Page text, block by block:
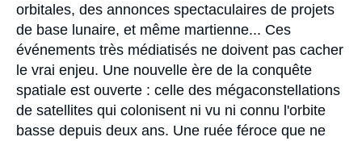
orbitales, des annonces spectaculaires de projets
de base lunaire, et même martienne... Ces
événements très médiatisés ne doivent pas cacher
le vrai enjeu. Une nouvelle ère de la conquête
spatiale est ouverte : celle des mégaconstellations
de satellites qui colonisent ni vu ni connu l'orbite
basse depuis deux ans. Une ruée féroce que ne